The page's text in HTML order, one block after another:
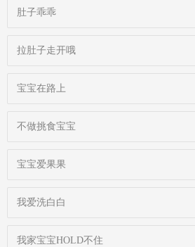
肚子乖乖
拉肚子走开哦
宝宝在路上
不做挑食宝宝
宝宝爱果果
我爱洗白白
我家宝宝HOLD不住